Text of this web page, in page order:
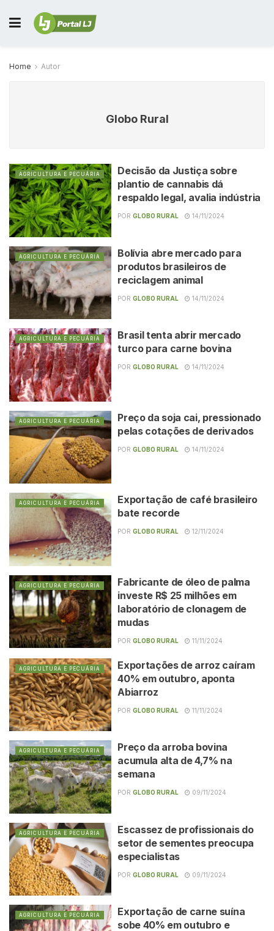
Home Autor
Globo Rural
AGRICULTURA E PECUÁRIA
Decisão da Justiça sobre
plantio de cannabis dá
respaldo legal, avalia indústria
POR GLOBO RURAL 14/11/2024
AGRICULTURA E PECUÁRIA
Bolívia abre mercado para
produtos brasileiros de
reciclagem animal
POR GLOBO RURAL 14/11/2024
AGRICULTURA E PECUÁRIA
Brasil tenta abrir mercado
turco para carne bovina
POR GLOBO RURAL 14/11/2024
AGRICULTURA E PECUÁRIA
Preço da soja cai, pressionado
pelas cotações de derivados
POR GLOBO RURAL 14/11/2024
AGRICULTURA E PECUÁRIA
Exportação de café brasileiro
bate recorde
POR GLOBO RURAL 12/11/2024
AGRICULTURA E PECUÁRIA
Fabricante de óleo de palma
investe R$ 25 milhões em
laboratório de clonagem de
mudas
POR GLOBO RURAL 11/11/2024
AGRICULTURA E PECUÁRIA
Exportações de arroz caíram
40% em outubro, aponta
Abiarroz
POR GLOBO RURAL 11/11/2024
AGRICULTURA E PECUÁRIA
Preço da arroba bovina
acumula alta de 4,7% na
semana
POR GLOBO RURAL 09/11/2024
AGRICULTURA E PECUÁRIA
Escassez de profissionais do
setor de sementes preocupa
especialistas
POR GLOBO RURAL 09/11/2024
AGRICULTURA E PECUÁRIA
Exportação de carne suína
sobe 40% em outubro e